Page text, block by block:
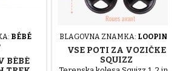
BÉBÉ
BÉBÉ
BLAGOVNA ZNAMKA: LOOPING
VSE POTI ZA VOZIČKE
SQUIZZ